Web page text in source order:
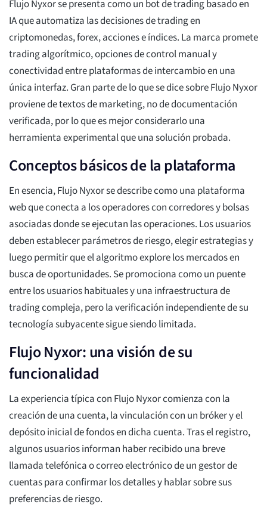
Flujo Nyxor se presenta como un bot de trading basado en
IA que automatiza las decisiones de trading en
criptomonedas, forex, acciones e índices. La marca promete
trading algorítmico, opciones de control manual y
conectividad entre plataformas de intercambio en una
única interfaz. Gran parte de lo que se dice sobre Flujo Nyxor
proviene de textos de marketing, no de documentación
verificada, por lo que es mejor considerarlo una
herramienta experimental que una solución probada.
Conceptos básicos de la plataforma
En esencia, Flujo Nyxor se describe como una plataforma
web que conecta a los operadores con corredores y bolsas
asociadas donde se ejecutan las operaciones. Los usuarios
deben establecer parámetros de riesgo, elegir estrategias y
luego permitir que el algoritmo explore los mercados en
busca de oportunidades. Se promociona como un puente
entre los usuarios habituales y una infraestructura de
trading compleja, pero la verificación independiente de su
tecnología subyacente sigue siendo limitada.
Flujo Nyxor: una visión de su
funcionalidad
La experiencia típica con Flujo Nyxor comienza con la
creación de una cuenta, la vinculación con un bróker y el
depósito inicial de fondos en dicha cuenta. Tras el registro,
algunos usuarios informan haber recibido una breve
llamada telefónica o correo electrónico de un gestor de
cuentas para confirmar los detalles y hablar sobre sus
preferencias de riesgo.